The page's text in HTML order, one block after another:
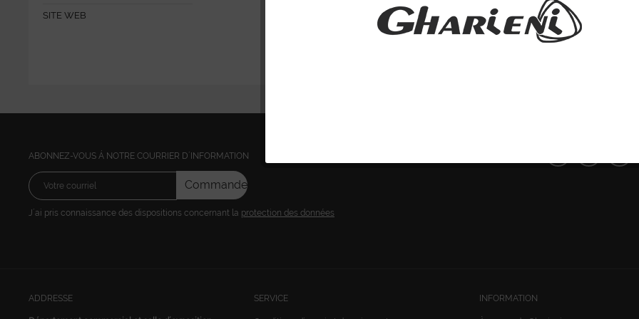
SITE WEB
ABONNEZ-VOUS Á NOTRE COURRIER D´INFORMATION
Commandez
J´ai pris connaissance des dispositions concernant la protection des données
ADDRESSE SERVICE INFORMATION